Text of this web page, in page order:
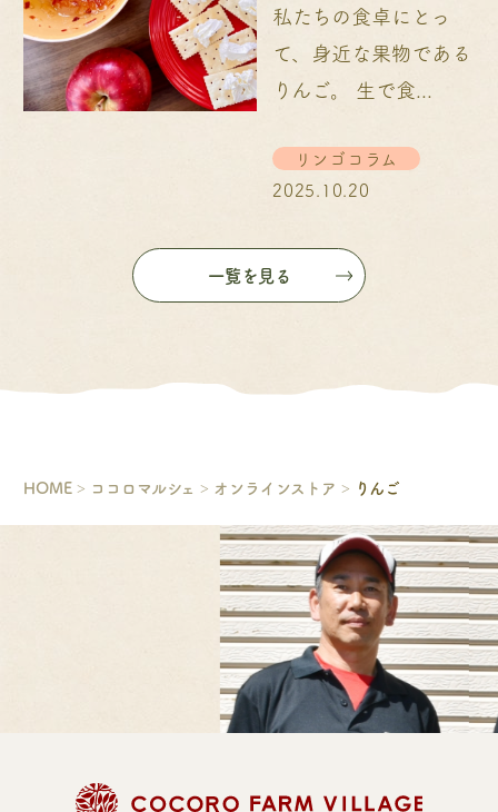
私たちの食卓にとっ
て、身近な果物である
りんご。 生で食...
リンゴコラム
2025.10.20
一覧を見る
HOME ココロマルシェ オンラインストア りんご